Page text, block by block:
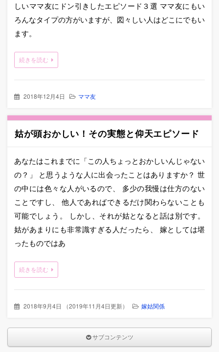
しいママ友にドン引きしたエピソード３選 ママ友にもい
ろんなタイプの方がいますが、図々しい人はどこにでもい
ます。
続きを読む
2018年12月4日 ママ友
姑が頭おかしい！その実態と仰天エピソード
あなたはこれまでに「この人ちょっとおかしいんじゃない
の？」 と思うような人に出会ったことはありますか？ 世
の中には色々な人がいるので、 多少の我慢は仕方のない
ことですし、 他人であればできるだけ関わらないことも
可能でしょう。 しかし、それが姑となると話は別です。
姑があまりにも非常識すぎる人だったら、 嫁としては堪
ったものではあ
続きを読む
2018年9月4日 （2019年11月4日更新） 嫁姑関係
サブコンテンツ